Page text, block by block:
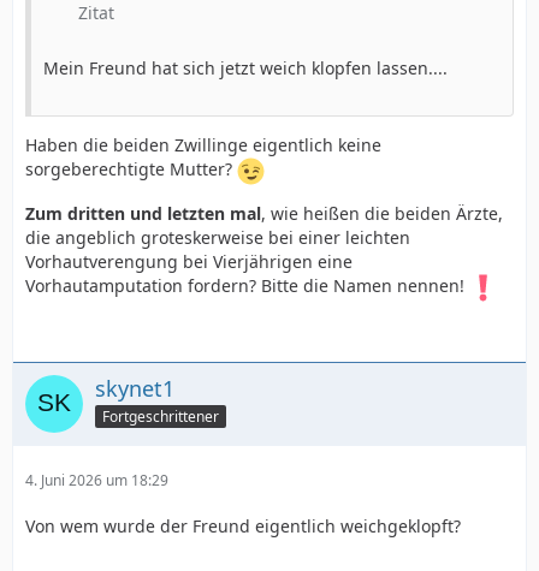
Zitat
Mein Freund hat sich jetzt weich klopfen lassen....
Haben die beiden Zwillinge eigentlich keine
sorgeberechtigte Mutter?
Zum dritten und letzten mal, wie heißen die beiden Ärzte,
die angeblich groteskerweise bei einer leichten
Vorhautverengung bei Vierjährigen eine
Vorhautamputation fordern? Bitte die Namen nennen!
skynet1
Fortgeschrittener
4. Juni 2026 um 18:29
Von wem wurde der Freund eigentlich weichgeklopft?